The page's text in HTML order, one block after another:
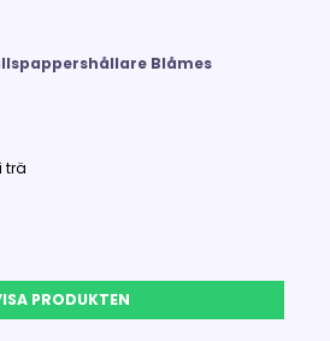
Blåmes
trä
PRODUKTEN